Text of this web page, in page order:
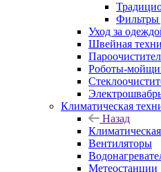
Фильтры
Уход за
Швейная
Роботы-
Климатическая
Назад
Вентиляторы
Метеостанции